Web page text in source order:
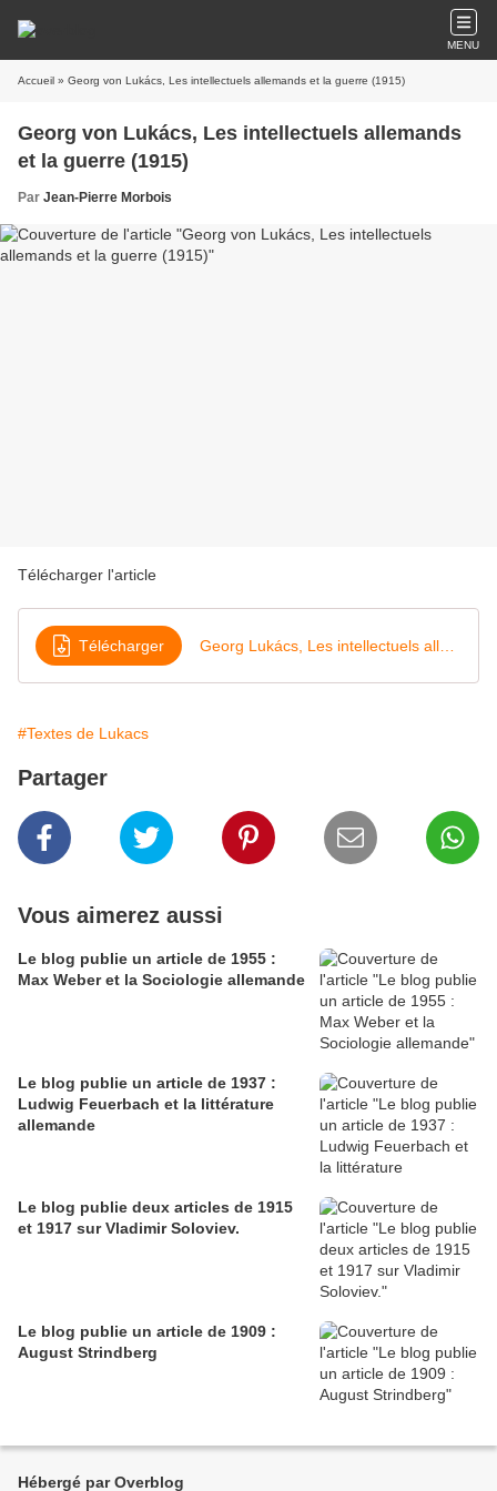
MENU
Accueil » Georg von Lukács, Les intellectuels allemands et la guerre (1915)
Georg von Lukács, Les intellectuels allemands
et la guerre (1915)
Par Jean-Pierre Morbois
Télécharger l'article
Télécharger
#Textes de Lukacs
Partager
Vous aimerez aussi
Le blog publie un article de 1955 :
Max Weber et la Sociologie allemande
Le blog publie un article de 1937 :
Ludwig Feuerbach et la littérature
allemande
Le blog publie deux articles de 1915
et 1917 sur Vladimir Soloviev.
Le blog publie un article de 1909 :
August Strindberg
Hébergé par Overblog